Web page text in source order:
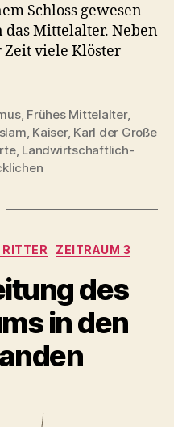
Schloss gewesen
Mittelalter. Neben
viele Klöster
, Frühes Mittelalter,
Kaiser, Karl der Große
, Landwirtschaftlich-
ZEITRAUM 3
des
in den